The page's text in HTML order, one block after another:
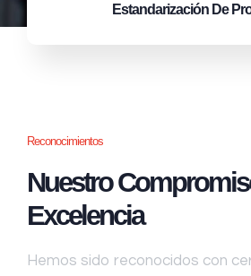
Estandarización De
Reconocimientos
Nuestro
Excelencia
Hemos sido reconocidos con